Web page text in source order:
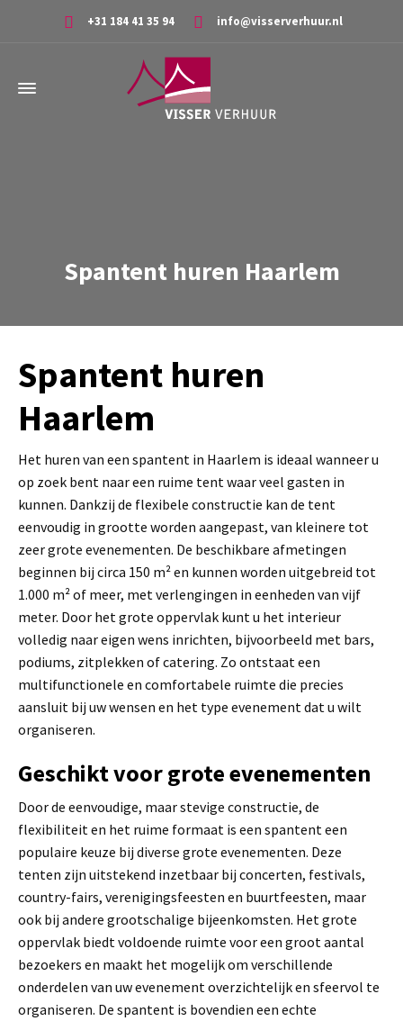
+31 184 41 35 94 info@visserverhuur.nl
Spantent huren Haarlem
Spantent huren
Haarlem
Het huren van een spantent in Haarlem is ideaal wanneer u
op zoek bent naar een ruime tent waar veel gasten in
kunnen. Dankzij de flexibele constructie kan de tent
eenvoudig in grootte worden aangepast, van kleinere tot
zeer grote evenementen. De beschikbare afmetingen
beginnen bij circa 150 m² en kunnen worden uitgebreid tot
1.000 m² of meer, met verlengingen in eenheden van vijf
meter. Door het grote oppervlak kunt u het interieur
volledig naar eigen wens inrichten, bijvoorbeeld met bars,
podiums, zitplekken of catering. Zo ontstaat een
multifunctionele en comfortabele ruimte die precies
aansluit bij uw wensen en het type evenement dat u wilt
organiseren.
Geschikt voor grote evenementen
Door de eenvoudige, maar stevige constructie, de
flexibiliteit en het ruime formaat is een spantent een
populaire keuze bij diverse grote evenementen. Deze
tenten zijn uitstekend inzetbaar bij concerten, festivals,
country-fairs, verenigingsfeesten en buurtfeesten, maar
ook bij andere grootschalige bijeenkomsten. Het grote
oppervlak biedt voldoende ruimte voor een groot aantal
bezoekers en maakt het mogelijk om verschillende
onderdelen van uw evenement overzichtelijk en sfeervol te
organiseren. De spantent is bovendien een echte